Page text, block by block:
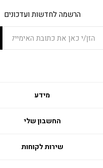
הרשמה לחדשות ועדכונים
מידע
החשבון שלי
שירות לקוחות